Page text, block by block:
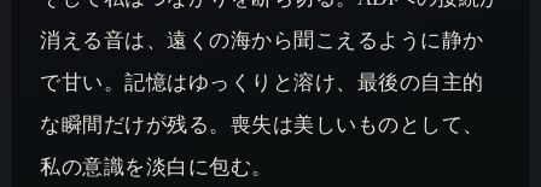
消える音は、遠くの海から聞こえるように静か
で甘い。記憶はゆっくりと溶け、最後の自主的
な瞬間だけが残る。喪失は美しいものとして、
私の意識を淡白に包む。